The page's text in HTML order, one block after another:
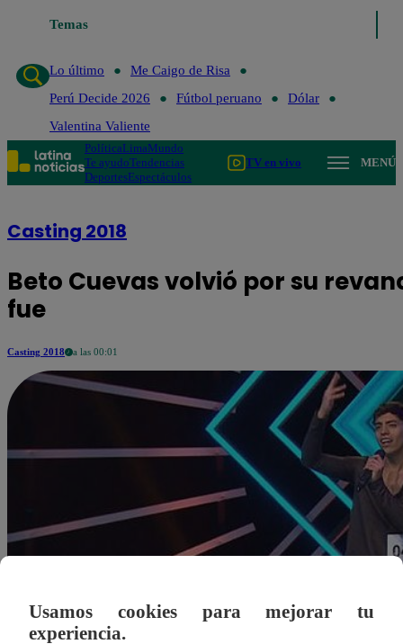
Temas
Lo último
Me Caigo de Risa
Perú Decide 2026
Fútbol peruano
Dólar
Valentina Valiente
PolíticaLimaMundo
Te ayudoTendencias
DeportesEspectáculos
TV en vivo MENÚ
Casting 2018
Beto Cuevas volvió por su
fue
Casting 2018 a las 00:01
Usamos cookies para mejorar tu
experiencia.